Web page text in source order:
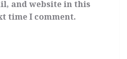
and website in this
time I comment.